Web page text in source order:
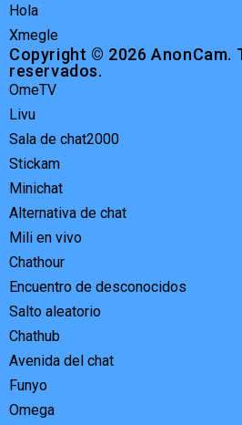
Hola
Xmegle
Copyright © 2026 AnonCam.
reservados.
OmeTV
Livu
Sala de chat2000
Stickam
Minichat
Alternativa de chat
Mili en vivo
Chathour
Encuentro de desconocidos
Salto aleatorio
Chathub
Avenida del chat
Funyo
Omega